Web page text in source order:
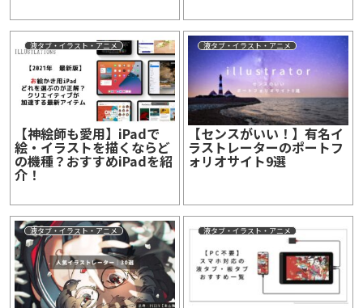
液タブ・イラスト・アニメ
【神絵師も愛用】iPadで
絵・イラストを描くならど
の機種？おすすめiPadを紹
介！
液タブ・イラスト・アニメ
【センスがいい！】有名イ
ラストレーターのポートフ
ォリオサイト9選
液タブ・イラスト・アニメ 液タブ・イラスト・アニメ